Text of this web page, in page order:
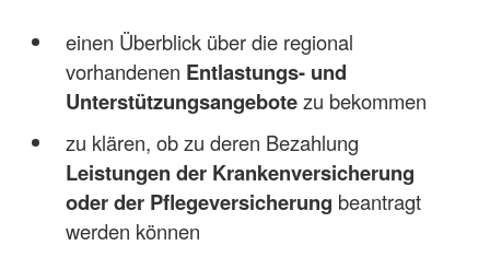
einen Überblick über die regional
vorhandenen Entlastungs- und
Unterstützungsangebotezu bekommen
zu klären, ob zu deren Bezahlung
Leistungen der Krankenversicherung
oder der Pflegeversicherung beantragt
werden können